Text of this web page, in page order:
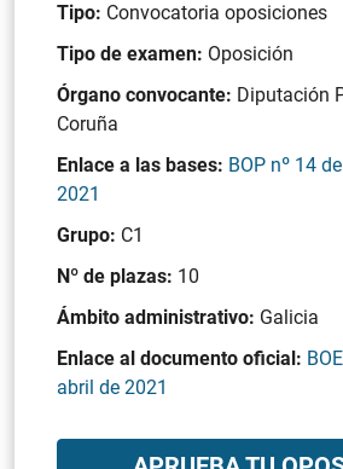
Tipo: Convocatoria oposiciones
Tipo de examen: Oposición
Órgano convocante: Diputación
Coruña
Enlace a las bases: BOP nº 14
2021
Grupo: C1
Nº de plazas: 10
Ámbito administrativo: Galicia
Enlace al documento oficial:
abril de 2021